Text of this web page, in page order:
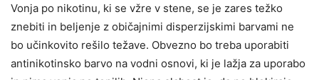
Vonja po nikotinu, ki se vžre v stene, se je zares težko
znebiti in beljenje z običajnimi disperzijskimi barvami ne
bo učinkovito rešilo težave. Obvezno bo treba uporabiti
antinikotinsko barvo na vodni osnovi, ki je lažja za uporabo